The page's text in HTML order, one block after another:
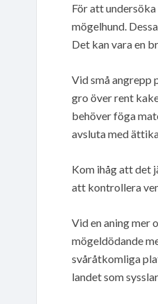
För att
mögelhund.
Det kan vara en
Vid små angrepp
gro över rent
behöver föga
avsluta med
Kom ihåg att det
att kontrollera
Vid en aning mer
mögeldödande
svåråtkomliga
landet som